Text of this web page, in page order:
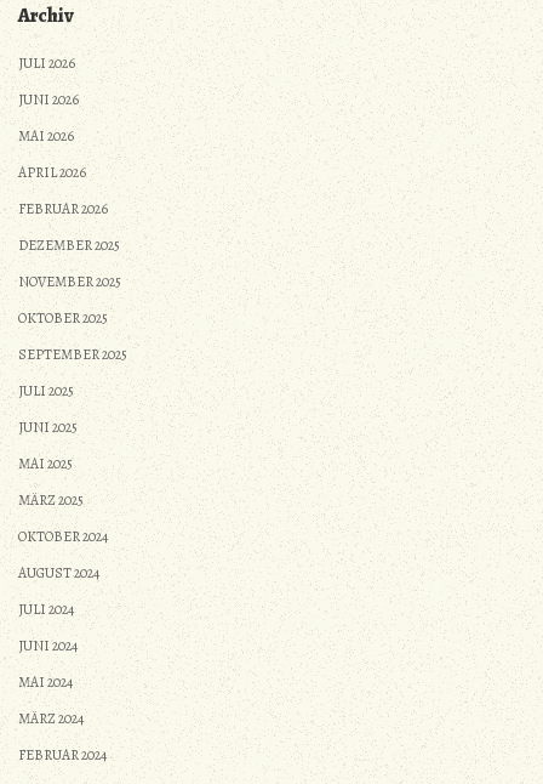
Archiv
JULI 2026
JUNI 2026
MAI 2026
APRIL 2026
FEBRUAR 2026
DEZEMBER 2025
NOVEMBER 2025
OKTOBER 2025
SEPTEMBER 2025
JULI 2025
JUNI 2025
MAI 2025
MÄRZ 2025
OKTOBER 2024
AUGUST 2024
JULI 2024
JUNI 2024
MAI 2024
MÄRZ 2024
FEBRUAR 2024